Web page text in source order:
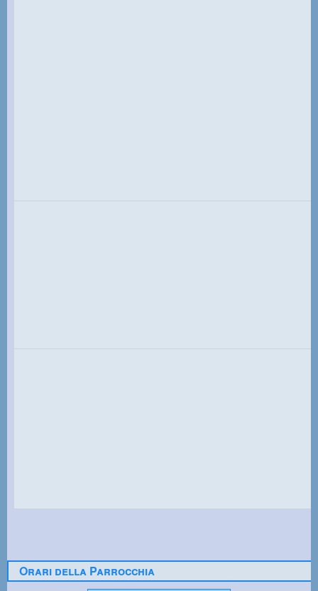
Orari della Parrocchia